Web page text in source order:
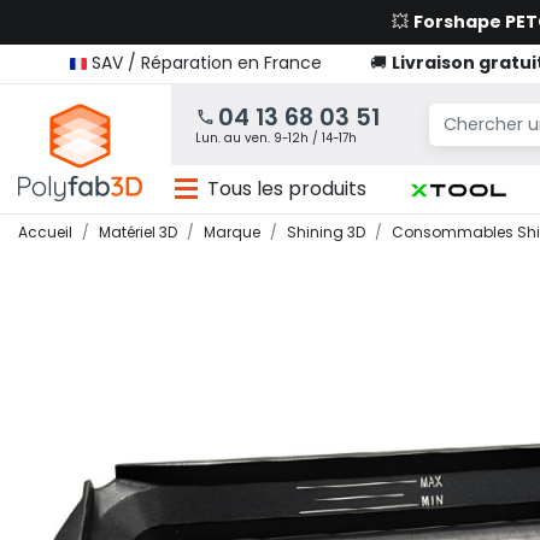
💥 Forshape
SAV / Réparation en France
🚚 Livraison
04 13 68 03 51
Lun. au ven. 9-12h / 14-17h
Tous les produits
Accueil Matériel 3D Marque Shining 3D Consommables